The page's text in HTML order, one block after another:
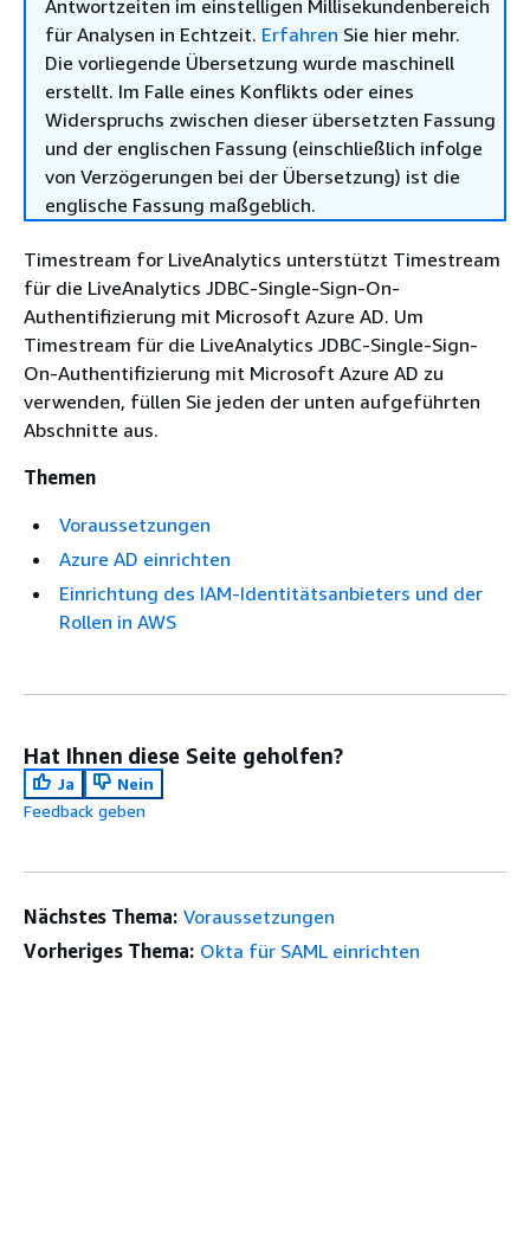
Antwortzeiten im einstelligen Millisekundenbereich
für Analysen in Echtzeit. Erfahren Sie hier mehr.
Die vorliegende Übersetzung wurde maschinell
erstellt. Im Falle eines Konflikts oder eines
Widerspruchs zwischen dieser übersetzten Fassung
und der englischen Fassung (einschließlich infolge
von Verzögerungen bei der Übersetzung) ist die
englische Fassung maßgeblich.
Timestream for LiveAnalytics unterstützt Timestream
für die LiveAnalytics JDBC-Single-Sign-On-
Authentifizierung mit Microsoft Azure AD. Um
Timestream für die LiveAnalytics JDBC-Single-Sign-
On-Authentifizierung mit Microsoft Azure AD zu
verwenden, füllen Sie jeden der unten aufgeführten
Abschnitte aus.
Themen
Voraussetzungen
Azure AD einrichten
Einrichtung des IAM-Identitätsanbieters und der
Rollen in AWS
Hat Ihnen diese Seite geholfen?
Ja
Nein
Feedback geben
Nächstes Thema: Voraussetzungen
Vorheriges Thema: Okta für SAML einrichten